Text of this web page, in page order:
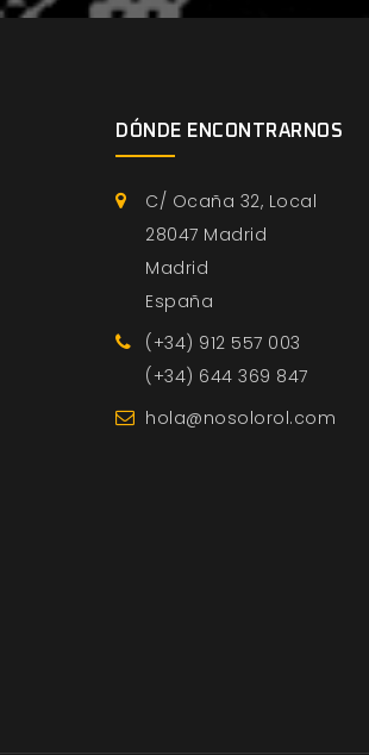
DÓNDE ENCONTRARNOS
C/ Ocaña 32, Local
28047 Madrid
Madrid
España
(+34) 912 557 003
(+34) 644 369 847
hola@nosolorol.com